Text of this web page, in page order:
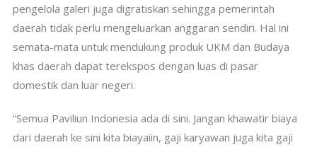
pengelola galeri juga digratiskan sehingga pemerintah
daerah tidak perlu mengeluarkan anggaran sendiri. Hal ini
semata-mata untuk mendukung produk UKM dan Budaya
khas daerah dapat terekspos dengan luas di pasar
domestik dan luar negeri.
“Semua Paviliun Indonesia ada di sini. Jangan khawatir biaya
dari daerah ke sini kita biayaiin, gaji karyawan juga kita gaji